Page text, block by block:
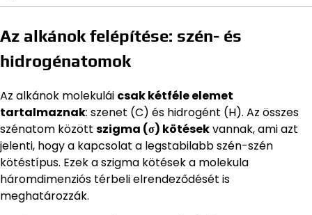
Az alkánok felépítése: szén- és
hidrogénatomok
Az alkánok molekulái csak kétféle elemet
tartalmaznak: szenet (C) és hidrogént (H). Az összes
szénatom között szigma (σ) kötésekvannak, ami azt
jelenti, hogy a kapcsolat a legstabilabb szén-szén
kötéstípus. Ezek a szigma kötések a molekula
háromdimenziós térbeli elrendeződését is
meghatározzák.